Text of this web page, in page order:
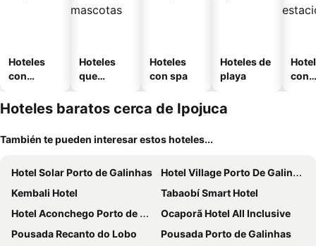
Hoteles
con
Hoteles
que
mascotas
Hoteles
con spa
Hoteles de
playa
con
Hoteles baratos cerca de Ipojuca
También te pueden interesar estos hoteles...
Hotel Solar Porto de Galinhas
Hotel Village Porto De Galinhas
Kembali Hotel
Tabaobí Smart Hotel
Hotel Aconchego Porto de Galinhas
Ocaporã Hotel All Inclusive
Pousada Recanto do Lobo
Pousada Porto de Galinhas